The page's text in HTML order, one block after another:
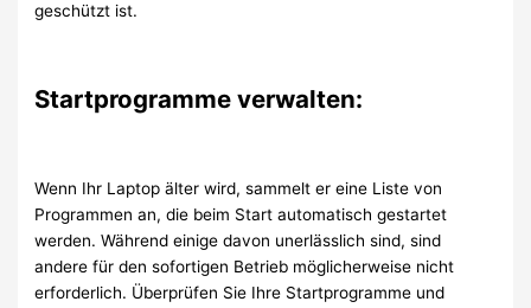
geschützt ist.
Startprogramme verwalten:
Wenn Ihr Laptop älter wird, sammelt er eine Liste von
Programmen an, die beim Start automatisch gestartet
werden. Während einige davon unerlässlich sind, sind
andere für den sofortigen Betrieb möglicherweise nicht
erforderlich. Überprüfen Sie Ihre Startprogramme und